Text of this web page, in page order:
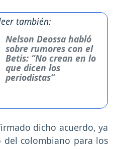
también:
Nelson Deossa habló
sobre rumores con el
Betis: “No crean en lo
que dicen los
periodistas”
dicho acuerdo, ya
colombiano para los